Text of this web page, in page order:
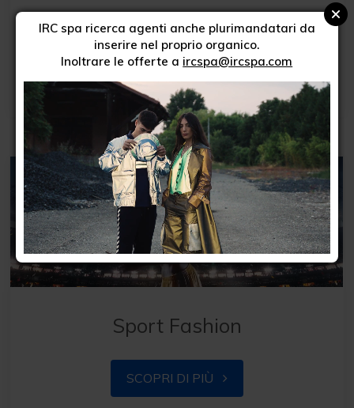
Abbigliamento alta visibilità
Sport Fashion
SCOPRI DI PIÙ
IRC spa ricerca agenti anche plurimandatari da
inserire nel proprio organico.
Inoltrare le offerte a ircspa@ircspa.com